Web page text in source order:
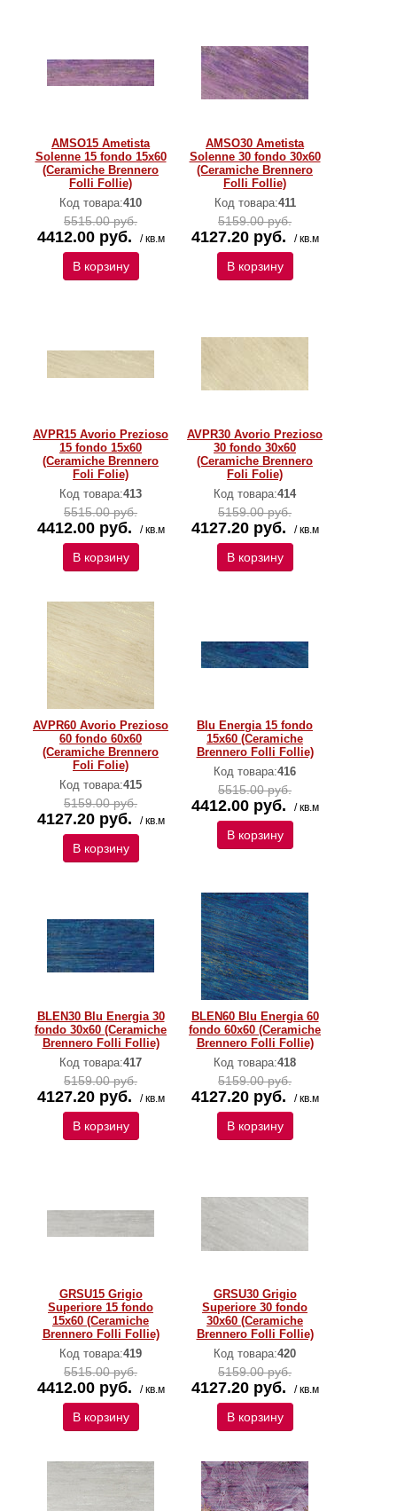
AMSO15 Ametista
Solenne 15 fondo 15x60
(Ceramiche Brennero
Folli Follie)
Код товара:410
5515.00 руб.
4412.00 руб. / кв.м
В корзину
AMSO30 Ametista
Solenne 30 fondo 30x60
(Ceramiche Brennero
Folli Follie)
Код товара:411
5159.00 руб.
4127.20 руб. / кв.м
В корзину
AVPR15 Avorio Prezioso
15 fondo 15x60
(Ceramiche Brennero
Foli Folie)
Код товара:413
5515.00 руб.
4412.00 руб. / кв.м
В корзину
AVPR30 Avorio Prezioso
30 fondo 30x60
(Ceramiche Brennero
Foli Folie)
Код товара:414
5159.00 руб.
4127.20 руб. / кв.м
В корзину
AVPR60 Avorio Prezioso
60 fondo 60x60
(Ceramiche Brennero
Foli Folie)
Код товара:415
5159.00 руб.
4127.20 руб. / кв.м
В корзину
Blu Energia 15 fondo
15x60 (Ceramiche
Brennero Folli Follie)
Код товара:416
5515.00 руб.
4412.00 руб. / кв.м
В корзину
BLEN30 Blu Energia 30
fondo 30x60 (Ceramiche
Brennero Folli Follie)
Код товара:417
5159.00 руб.
4127.20 руб. / кв.м
В корзину
BLEN60 Blu Energia 60
fondo 60x60 (Ceramiche
Brennero Folli Follie)
Код товара:418
5159.00 руб.
4127.20 руб. / кв.м
В корзину
GRSU15 Grigio
Superiore 15 fondo
15x60 (Ceramiche
Brennero Folli Follie)
Код товара:419
5515.00 руб.
4412.00 руб. / кв.м
В корзину
GRSU30 Grigio
Superiore 30 fondo
30x60 (Ceramiche
Brennero Folli Follie)
Код товара:420
5159.00 руб.
4127.20 руб. / кв.м
В корзину